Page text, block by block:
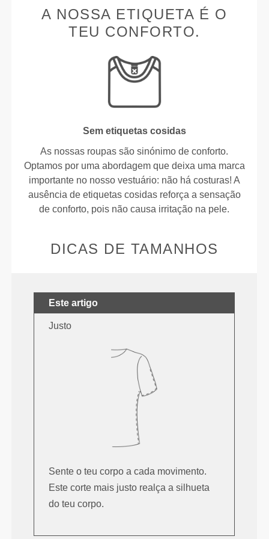
A NOSSA ETIQUETA É O
TEU CONFORTO.
Sem etiquetas cosidas
As nossas roupas são sinónimo de conforto.
Optamos por uma abordagem que deixa uma marca
importante no nosso vestuário: não há costuras! A
ausência de etiquetas cosidas reforça a sensação
de conforto, pois não causa irritação na pele.
DICAS DE TAMANHOS
Este artigo
Justo
Sente o teu corpo a cada movimento.
Este corte mais justo realça a silhueta
do teu corpo.